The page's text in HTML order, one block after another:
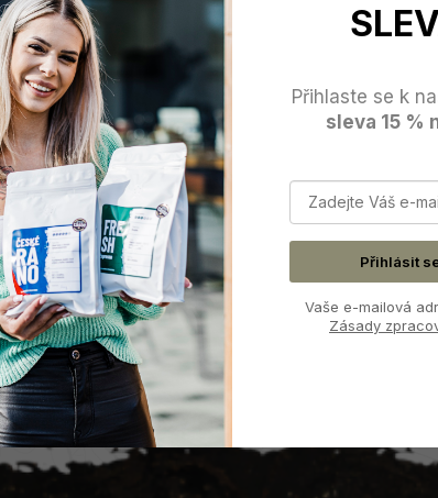
Přihlaste se k
sleva 15 %
Přihlásit
Vaše e-mailová
Zásady